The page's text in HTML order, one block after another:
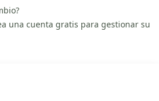
una cuenta gratis para gestionar su